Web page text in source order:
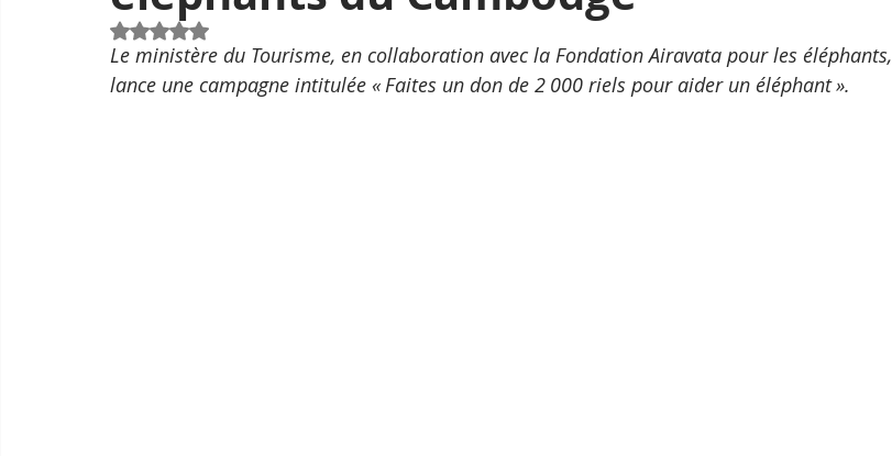
Noté NaN étoiles sur 5.
Le ministère du Tourisme, en collaboration avec la Fondation Airavata pour les éléphants,
lance une campagne intitulée « Faites un don de 2 000 riels pour aider un éléphant ».